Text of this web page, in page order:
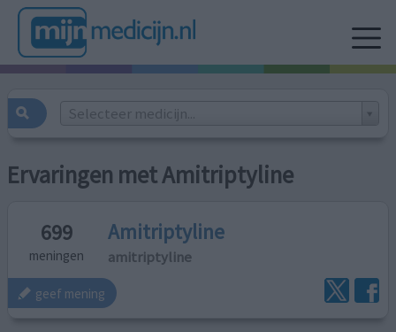
Selecteer medicijn...
Ervaringen met Amitriptyline
699
meningen
Amitriptyline
amitriptyline
geef mening